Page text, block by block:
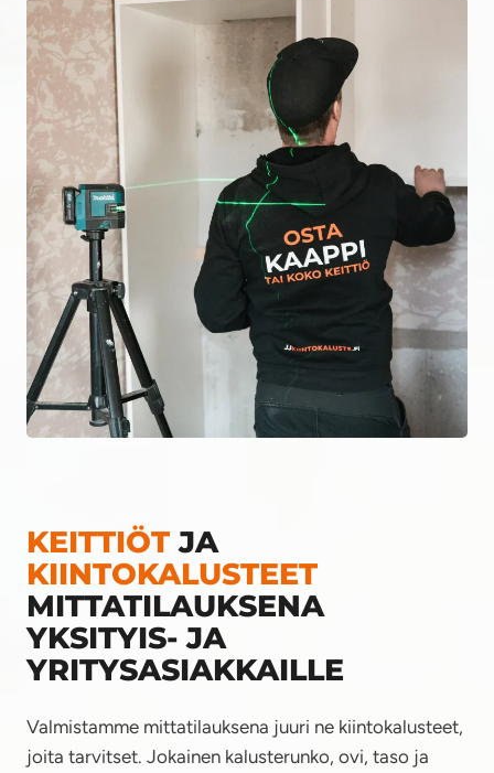
KEITTIÖTJA
KIINTOKALUSTEET
MITTATILAUKSENA
YKSITYIS- JA
YRITYSASIAKKAILLE
Valmistamme mittatilauksena juuri ne kiintokalusteet,
joita tarvitset. Jokainen kalusterunko, ovi, taso ja